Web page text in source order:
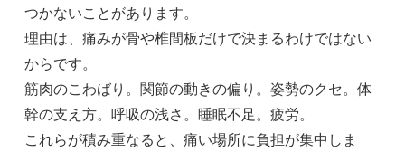
つかないことがあります。
理由は、痛みが骨や椎間板だけで決まるわけではない
からです。
筋肉のこわばり。関節の動きの偏り。姿勢のクセ。体
幹の支え方。呼吸の浅さ。睡眠不足。疲労。
これらが積み重なると、痛い場所に負担が集中しま